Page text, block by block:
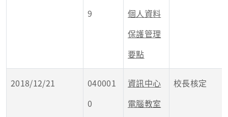
9
個人資料
保護管理
要點
2018/12/21
040001
0
資訊中心
電腦教室
校長核定